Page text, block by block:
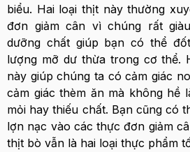
biểu. Hai loại thịt này thường
đơn giảm cân vì chúng rất
dưỡng chất giúp bạn có thể
lượng mỡ dư thừa trong cơ thể.
này giúp chúng ta có cảm giác
cảm giác thèm ăn mà không hề
mỏi hay thiếu chất. Bạn cũng có
lợn nạc vào các thực đơn giảm
thịt bò vẫn là hai loại thực phẩm